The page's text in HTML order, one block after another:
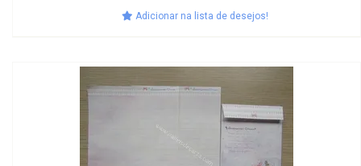
Adicionar na lista de desejos!